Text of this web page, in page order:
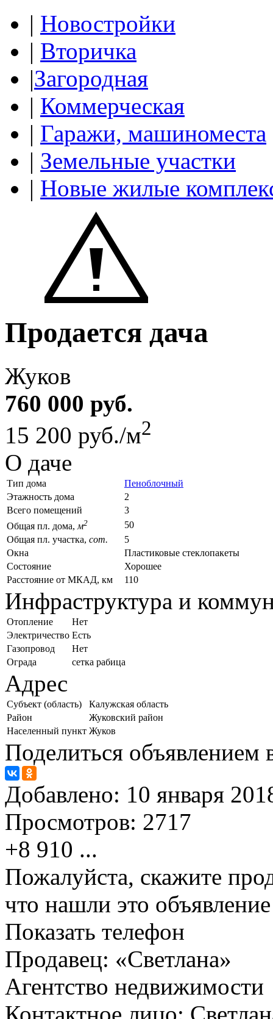
| Новостройки
| Вторичка
|Загородная
| Коммерческая
| Гаражи, машиноместа
| Земельные участки
| Новые жилые
Продается дача
Жуков
760 000 руб.
15 200 руб./м2
О даче
Тип дома
Пеноблочный
Этажность дома
2
Всего помещений
3
Общая пл. дома, м2
50
Общая пл. участка, сот.
5
Окна
Пластиковые стеклопакеты
Состояние
Хорошее
Расстояние от МКАД, км
110
Инфраструктура и
Отопление
Нет
Электричество Есть
Газопровод
Нет
Ограда
сетка рабица
Адрес
Субъект (область)
Калужская область
Район
Жуковский район
Населенный пункт Жуков
Поделиться объявлением
Добавлено: 10 января
Просмотров: 2717
+8 910 ...
Пожалуйста, скажите
что нашли это
Показать телефон
Продавец: «Светлана»
Агентство недвижимости
Контактное лицо: